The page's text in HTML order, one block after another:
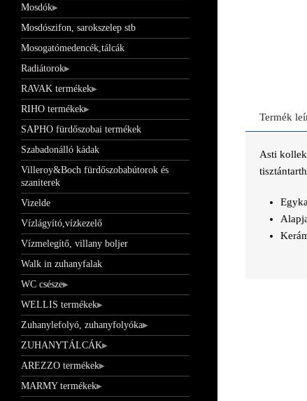
Termék
Asti
Mosdók
Mosdószifon, sarokszelep stb
Mosogatómedencék,tálcák
Radiátorok
RAVAK termékek
RIHO termékek
SAPHO fürdőszobai termékek
Szabadonálló kádak
Villeroy&Boch fürdőszobabútorok és
szaniterek
Vizelde
Vízlágyító,vízkezelő
Vízmelegítő, villany boljer
Walk in zuhanyfalak
WC csésze
WELLIS termékek
Zuhanylefolyó, zuhanyfolyóka
ZUHANYTÁLCÁK
AREZZO termékek
MARMY termékek